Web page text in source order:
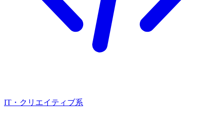
IT・クリエイティブ系